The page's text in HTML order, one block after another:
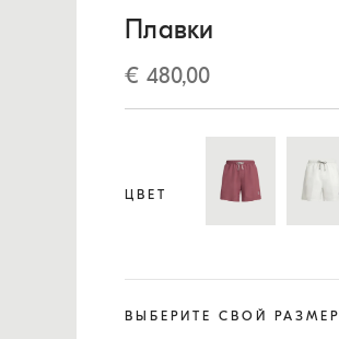
Плавки
€ 480,00
ЦВЕТ
ВЫБЕРИТЕ СВОЙ РАЗМЕР